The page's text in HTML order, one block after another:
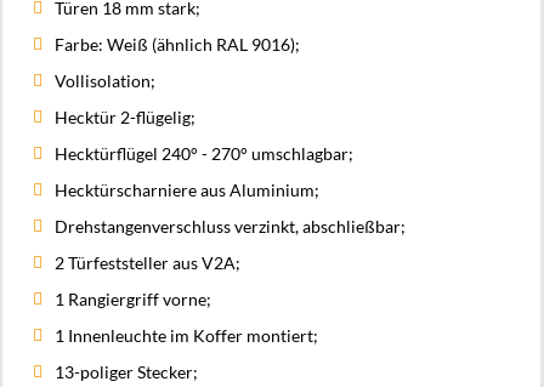
Türen 18 mm stark;
Farbe: Weiß (ähnlich RAL 9016);
Vollisolation;
Hecktür 2-flügelig;
Hecktürflügel 240° - 270° umschlagbar;
Hecktürscharniere aus Aluminium;
Drehstangenverschluss verzinkt, abschließbar;
2 Türfeststeller aus V2A;
1 Rangiergriff vorne;
1 Innenleuchte im Koffer montiert;
13-poliger Stecker;